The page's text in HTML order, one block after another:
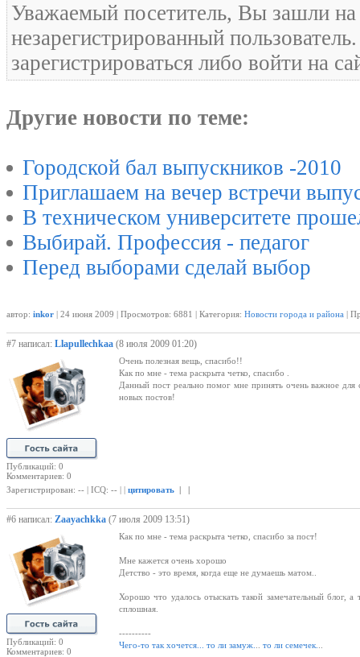
Уважаемый посетитель, Вы зашли на
незарегистрированный
зарегистрироваться либо войти на
Другие новости по теме:
Городской бал выпускников -2010
Приглашаем на вечер встречи
В техническом университете
Выбирай. Профессия - педагог
Перед выборами сделай выбор
автор: inkor | 24 июня 2009 | Просмотров: 6881 | Категория: Новости города и района |
#7 написал: Llapullechkaa (8 июля 2009 01:20)
Публикаций: 0
Комментариев: 0
Очень полезная вещь, спасибо!!
Как по мне - тема раскрыта четко, спасибо .
Данный пост реально помог мне принять очень важное
новых постов!
Зарегистрирован: -- | ICQ: -- | | цитировать | |
#6 написал: Zaayachkka (7 июля 2009 13:51)
Публикаций: 0
Комментариев: 0
Как по мне - тема раскрыта четко, спасибо за пост!
Мне кажется очень хорошо
Детство - это время, когда еще не думаешь матом..
Хорошо что удалось отыскать такой замечательный блог,
сплошная.
----------
Чего-то так хочется... то ли замуж. то ли семечек.